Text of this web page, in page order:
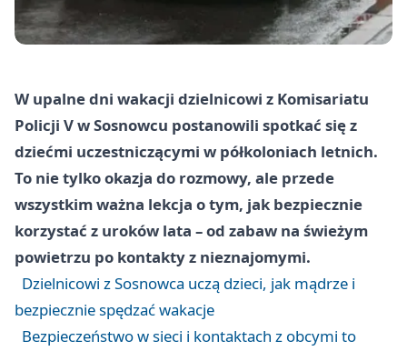
W upalne dni wakacji dzielnicowi z Komisariatu
Policji V w Sosnowcu postanowili spotkać się z
dziećmi uczestniczącymi w półkoloniach letnich.
To nie tylko okazja do rozmowy, ale przede
wszystkim ważna lekcja o tym, jak bezpiecznie
korzystać z uroków lata – od zabaw na świeżym
powietrzu po kontakty z nieznajomymi.
Dzielnicowi z Sosnowca uczą dzieci, jak mądrze i
bezpiecznie spędzać wakacje
Bezpieczeństwo w sieci i kontaktach z obcymi to